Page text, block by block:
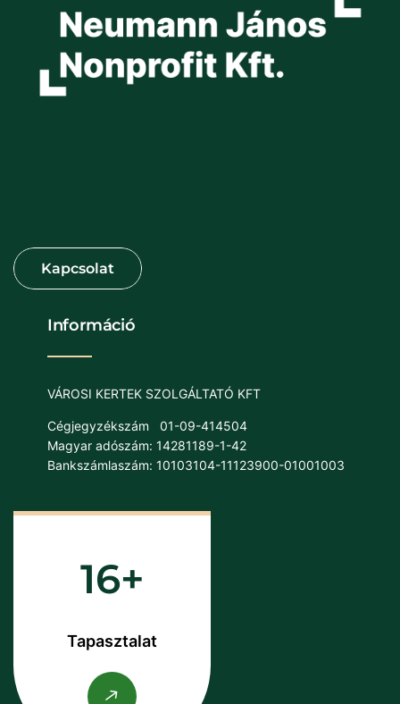
Információ
VÁROSI KERTEK SZOLGÁLTATÓ KFT
Cégjegyzékszám
01-09-414504
Magyar adószám: 14281189-1-42
Bankszámlaszám: 10103104-11123900-01001003
16
Tapasztalat